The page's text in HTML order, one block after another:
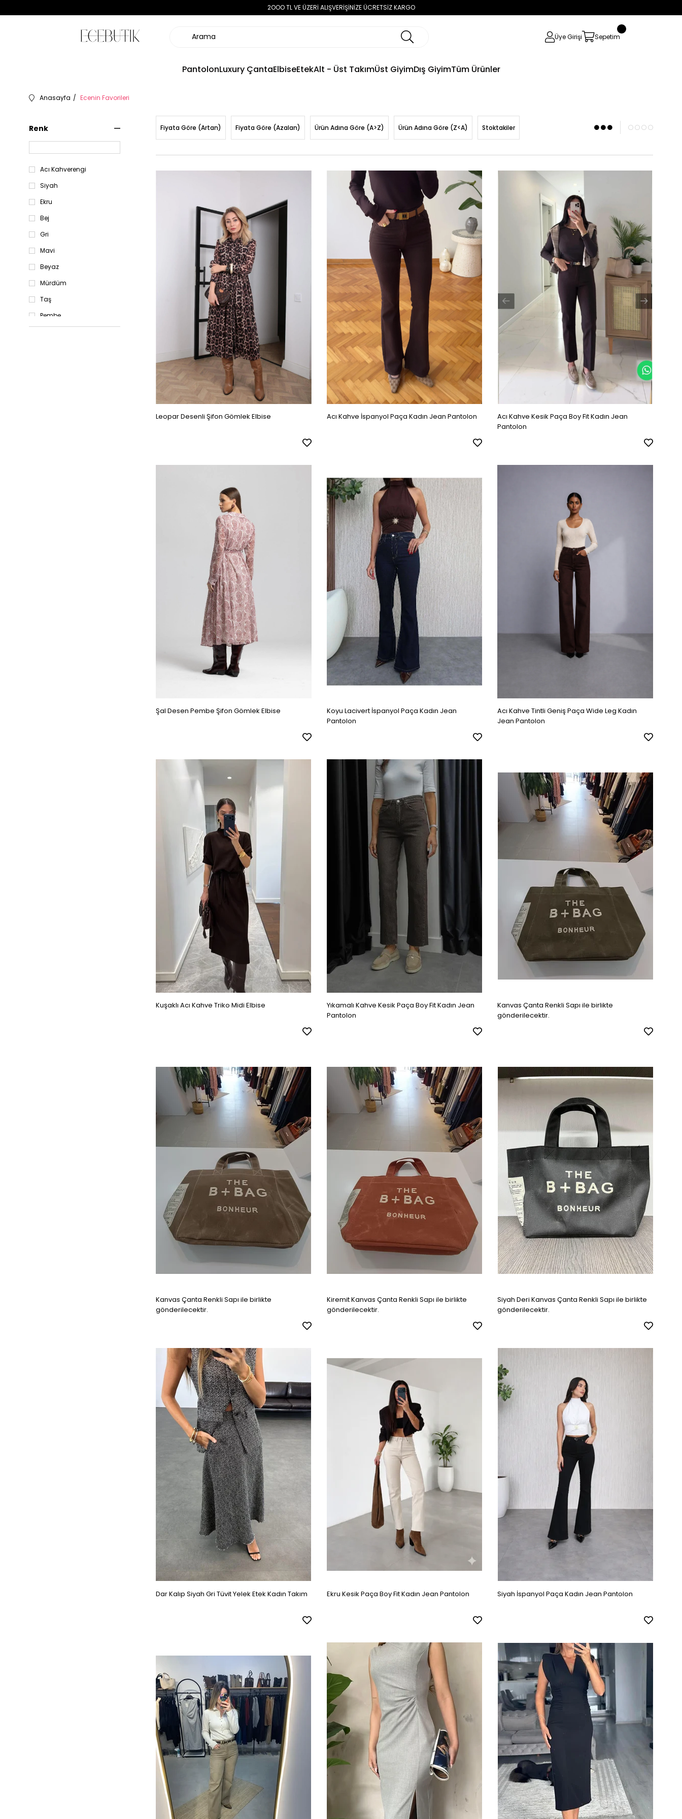
2OOO TL VE ÜZERİ ALIŞVERİŞİNİZE ÜCRETSİZ KARGO
Üye Girişi Sepetim
PantolonLuxury ÇantaElbiseEtekAlt - Üst TakımÜst GiyimDış GiyimTüm Ürünler
Anasayfa Ecenin Favorileri
Renk
Acı Kahverengi
Siyah
Ekru
Bej
Gri
Mavi
Beyaz
Mürdüm
Taş
Pembe
Fiyata Göre (Artan) Fiyata Göre (Azalan) Ürün Adına Göre (A>Z) Ürün Adına Göre (Z<A) Stoktakiler
Leopar Desenli Şifon Gömlek Elbise Acı Kahve İspanyol Paça Kadın Jean Pantolon
Acı Kahve Kesik Paça Boy Fit Kadın Jean
Pantolon
Şal Desen Pembe Şifon Gömlek Elbise
Koyu Lacivert İspanyol Paça Kadın Jean
Pantolon
Acı Kahve Tintli Geniş Paça Wide Leg Kadın
Jean Pantolon
Kuşaklı Acı Kahve Triko Midi Elbise
Yıkamalı Kahve Kesik Paça Boy Fit Kadın Jean
Pantolon
Kanvas Çanta Renkli Sapı ile birlikte
gönderilecektir.
Kanvas Çanta Renkli Sapı ile birlikte
gönderilecektir.
Kiremit Kanvas Çanta Renkli Sapı ile birlikte
gönderilecektir.
Siyah Deri Kanvas Çanta Renkli Sapı ile birlikte
gönderilecektir.
Dar Kalıp Siyah Gri Tüvit Yelek Etek Kadın Takım Ekru Kesik Paça Boy Fit Kadın Jean Pantolon Siyah İspanyol Paça Kadın Jean Pantolon